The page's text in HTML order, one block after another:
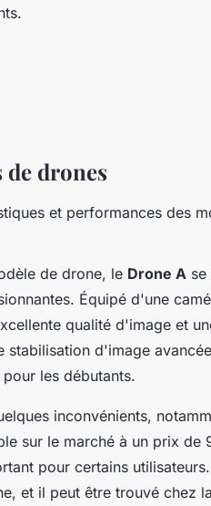
de drones
et performances des
de drone, le Drone A
Équipé d'une
qualité d'image et
stabilisation d'image
les débutants.
inconvénients,
sur le marché à un prix de
pour certains
et il peut être trouvé chez